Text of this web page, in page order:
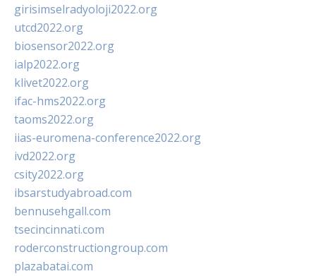
girisimselradyoloji2022.org
utcd2022.org
biosensor2022.org
ialp2022.org
klivet2022.org
ifac-hms2022.org
taoms2022.org
iias-euromena-conference2022.org
ivd2022.org
csity2022.org
ibsarstudyabroad.com
bennusehgall.com
tsecincinnati.com
roderconstructiongroup.com
plazabatai.com